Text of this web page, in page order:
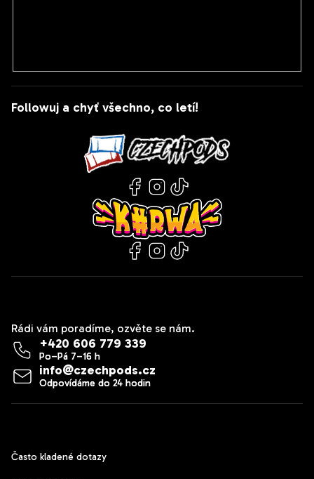
Followuj a chyť všechno, co letí!
Rádi vám poradíme, ozvěte se nám.
info@czechpods.cz
+420 606 779 339
Často kladené dotazy